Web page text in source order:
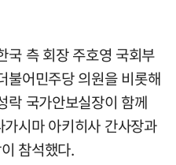
국 측 회장 주호영 국회부
불어민주당 의원을 비롯해
락 국가안보실장이 함께
시마 아키히사 간사장과
참석했다.